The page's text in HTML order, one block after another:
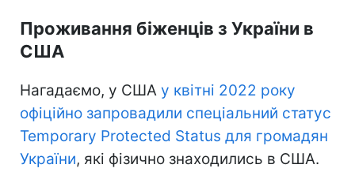
Проживання біженців з України в
США
Нагадаємо, у США у квітні 2022 року
офіційно запровадили спеціальний статус
Temporary Protected Status для громадян
України, які фізично знаходились в США.